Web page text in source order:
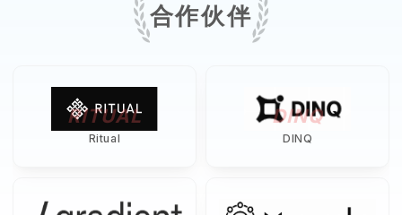
合作伙伴
RITUAL
Ritual
DINQ
DINQ